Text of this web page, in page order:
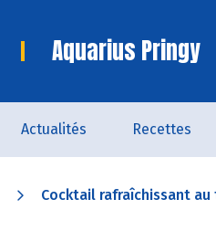
Aquarius Pringy
Actualités Recettes
Cocktail rafraîchissant au